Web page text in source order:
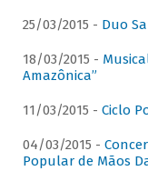
25/03/2015 - Duo
18/03/2015 -
Amazônica”
11/03/2015 - Ciclo
04/03/2015 -
Popular de Mãos